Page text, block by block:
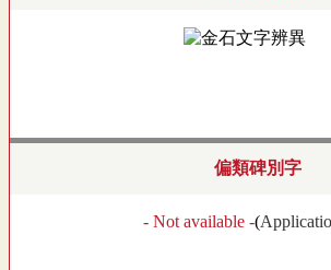
偏類碑別字
- Not available -(